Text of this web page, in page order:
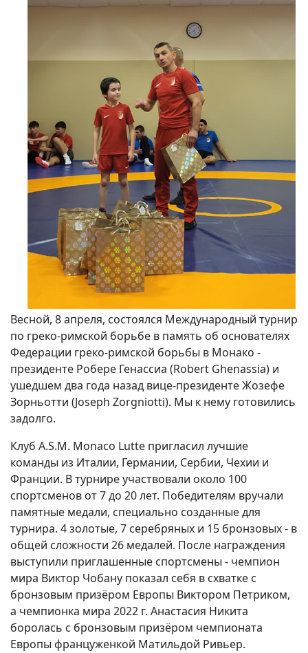
Весной, 8 апреля, состоялся Международный турнир
по греко-римской борьбе в память об основателях
Федерации греко-римской борьбы в Монако -
президенте Робере Генассиа (Robert Ghenassia) и
ушедшем два года назад вице-президенте Жозефе
Зорньотти (Joseph Zorgniotti). Мы к нему готовились
задолго.
Клуб A.S.M. Monaco Lutte пригласил лучшие
команды из Италии, Германии, Сербии, Чехии и
Франции. В турнире участвовали около 100
спортсменов от 7 до 20 лет. Победителям вручали
памятные медали, специально созданные для
турнира. 4 золотые, 7 серебряных и 15 бронзовых - в
общей сложности 26 медалей. После награждения
выступили приглашенные спортсмены - чемпион
мира Виктор Чобану показал себя в схватке с
бронзовым призёром Европы Виктором Петриком,
а чемпионка мира 2022 г. Анастасия Никита
боролась с бронзовым призёром чемпионата
Европы француженкой Матильдой Ривьер.